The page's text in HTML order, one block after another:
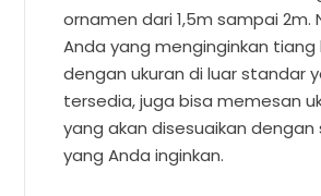
ornamen dari 1,5m sampai 2m.
Anda yang menginginkan tiang
dengan ukuran di luar standar
tersedia, juga bisa memesan
yang akan disesuaikan dengan
yang Anda inginkan.